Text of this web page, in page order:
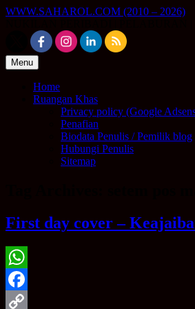
Skip
content
WWW.SAHAROL.COM (2010 – 2026)
Menu
Home
Ruangan Khas
Privacy policy (Google
Penafian
Biodata Penulis / Pemilik blog
Hubungi Penulis
Sitemap
First day cover –
WhatsApp
Facebook